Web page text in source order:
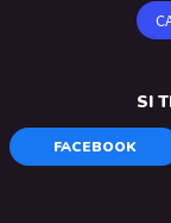
SI
FACEBOOK